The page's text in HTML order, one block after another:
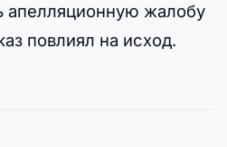
апелляционную жалобу
повлиял на исход.